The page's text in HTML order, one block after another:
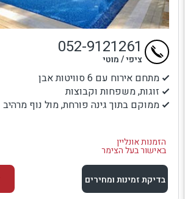
מתחם אירוח עם 6 סוויטות אבן
זוגות, משפחות וקבוצות
ממוקם בתוך גינה פורחת, מול נוף מרהיב
הזמנות אונליין
באישור בעל הצימר
052-9121261
ציפי / מוטי
בדיקת זמינות ומחירים